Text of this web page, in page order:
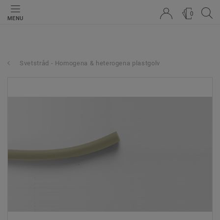
MENU
0
Svetstråd - Homogena & heterogena plastgolv